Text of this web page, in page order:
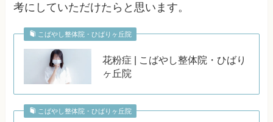
考にしていただけたらと思います。
こばやし整体院・ひばりヶ丘院
花粉症 | こばやし整体院・ひばり
ヶ丘院
こばやし整体院・ひばりヶ丘院